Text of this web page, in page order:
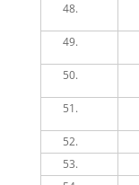
48.
49.
50.
51.
52.
53.